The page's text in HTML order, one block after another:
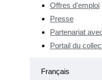
Offres d'emploi
Presse
Partenariat
Portail du